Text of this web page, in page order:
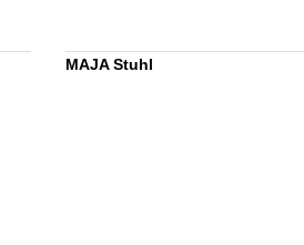
MAJA Stuhl